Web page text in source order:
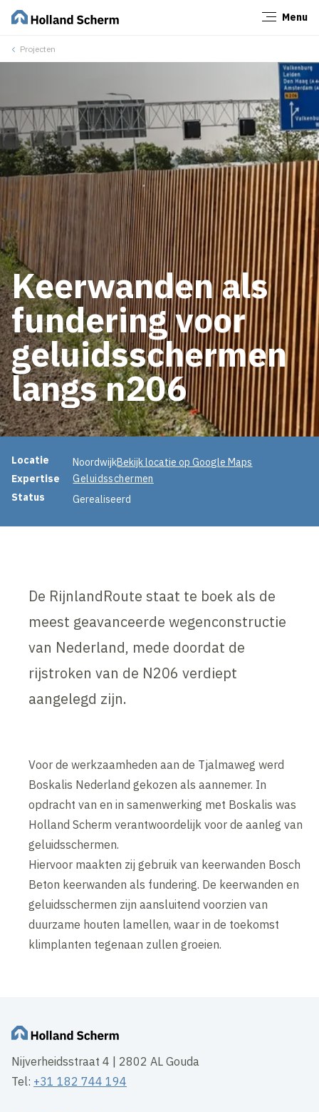
Menu
Projecten
Keerwanden als
fundering voor
geluidsschermen
langs n206
Projectinformatie
Locatie NoordwijkBekijk locatie op Google Maps
Expertise
Geluidsschermen
Status
Gerealiseerd
De RijnlandRoute staat te boek als de
meest geavanceerde wegenconstructie
van Nederland, mede doordat de
rijstroken van de N206 verdiept
aangelegd zijn.
Voor de werkzaamheden aan de Tjalmaweg werd
Boskalis Nederland gekozen als aannemer. In
opdracht van en in samenwerking met Boskalis was
Holland Scherm verantwoordelijk voor de aanleg van
geluidsschermen.
Hiervoor maakten zij gebruik van keerwanden Bosch
Beton keerwanden als fundering. De keerwanden en
geluidsschermen zijn aansluitend voorzien van
duurzame houten lamellen, waar in de toekomst
klimplanten tegenaan zullen groeien.
Nijverheidsstraat 4 | 2802 AL Gouda
Tel: +31 182 744 194
Sluiten